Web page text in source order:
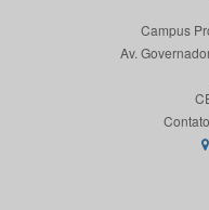
Campus
Av.